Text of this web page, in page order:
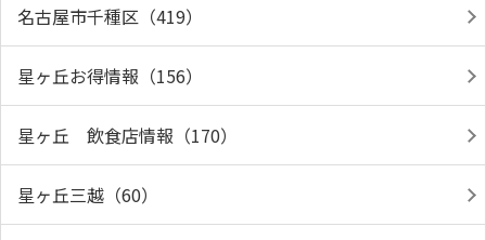
名古屋市千種区（419）
星ヶ丘お得情報（156）
星ヶ丘 飲食店情報（170）
星ヶ丘三越（60）